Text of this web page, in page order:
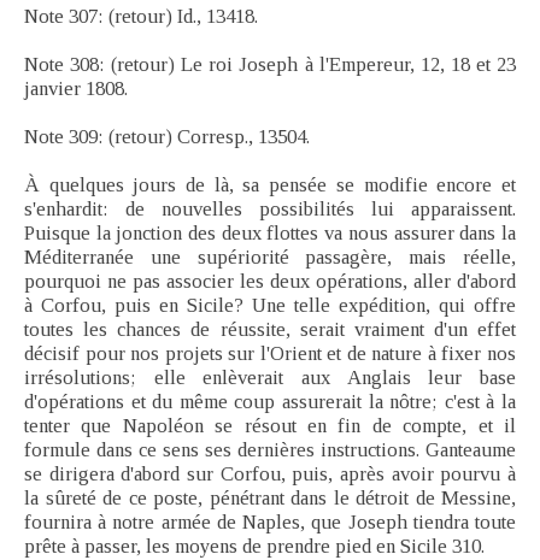
Note 307: (retour) Id., 13418.
Note 308: (retour) Le roi Joseph à l'Empereur, 12, 18 et 23
janvier 1808.
Note 309: (retour) Corresp., 13504.
À quelques jours de là, sa pensée se modifie encore et
s'enhardit: de nouvelles possibilités lui apparaissent.
Puisque la jonction des deux flottes va nous assurer dans la
Méditerranée une supériorité passagère, mais réelle,
pourquoi ne pas associer les deux opérations, aller d'abord
à Corfou, puis en Sicile? Une telle expédition, qui offre
toutes les chances de réussite, serait vraiment d'un effet
décisif pour nos projets sur l'Orient et de nature à fixer nos
irrésolutions; elle enlèverait aux Anglais leur base
d'opérations et du même coup assurerait la nôtre; c'est à la
tenter que Napoléon se résout en fin de compte, et il
formule dans ce sens ses dernières instructions. Ganteaume
se dirigera d'abord sur Corfou, puis, après avoir pourvu à
la sûreté de ce poste, pénétrant dans le détroit de Messine,
fournira à notre armée de Naples, que Joseph tiendra toute
prête à passer, les moyens de prendre pied en Sicile 310.